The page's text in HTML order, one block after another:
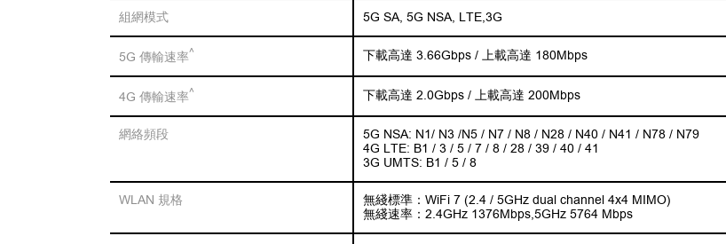
組網模式 5G SA, 5G NSA, LTE,3G
5G 傳輸速率^ 下載高達 3.66Gbps / 上載高達 180Mbps
4G 傳輸速率^ 下載高達 2.0Gbps / 上載高達 200Mbps
網絡頻段
5G NSA: N1/ N3 /N5 / N7 / N8 / N28 / N40 / N41 / N78 / N79
4G LTE: B1 / 3 / 5 / 7 / 8 / 28 / 39 / 40 / 41
3G UMTS: B1 / 5 / 8
WLAN 規格
無綫標準：WiFi 7 (2.4 / 5GHz dual channel 4x4 MIMO)
無綫速率：2.4GHz 1376Mbps,5GHz 5764 Mbps